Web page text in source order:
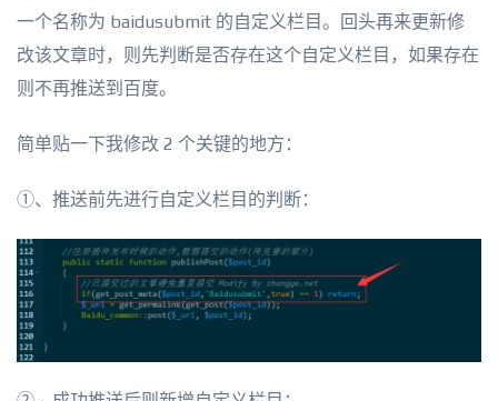
一个名称为 baidusubmit 的自定义栏目。回头再来更新修
改该文章时，则先判断是否存在这个自定义栏目，如果存在
则不再推送到百度。
简单贴一下我修改 2 个关键的地方：
①、推送前先进行自定义栏目的判断：